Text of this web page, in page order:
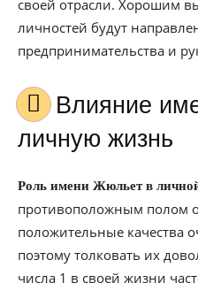
своей отрасли. Хорошим
личностей будут
предпринимательства и
Влияние имени Жюльет на
личную жизнь
Роль имени Жюльет в
противоположным полом
положительные качества
поэтому толковать их
числа 1 в своей жизни